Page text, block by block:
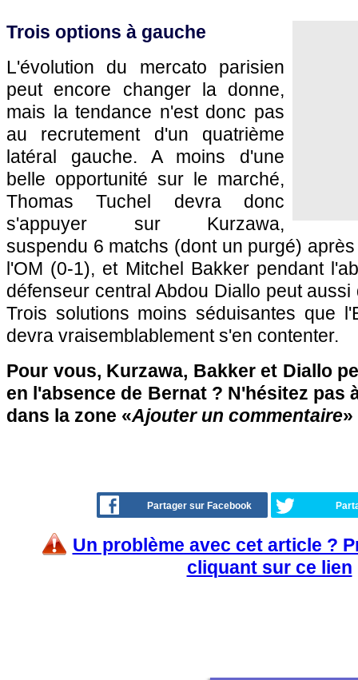
Trois options à gauche
L'évolution du mercato parisien
peut encore changer la donne,
mais la tendance n'est donc pas
au recrutement d'un quatrième
latéral gauche. A moins d'une
belle opportunité sur le marché,
Thomas Tuchel devra donc
s'appuyer sur Kurzawa,
suspendu 6 matchs (dont un purgé)
l'OM (0-1), et Mitchel Bakker pendant
défenseur central Abdou Diallo peut
Trois solutions moins séduisantes que
devra vraisemblablement s'en contenter.
Pour vous, Kurzawa, Bakker et Diallo
en l'absence de Bernat ? N'hésitez pas
dans la zone «Ajouter un commentaire»
Partager sur Facebook
Un problème avec cet article ?
cliquant sur ce lien